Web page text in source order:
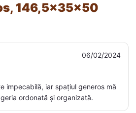
146,5x35x50
06/02/2024
impecabilă, iar spațiul generos mă
ordonată și organizată.